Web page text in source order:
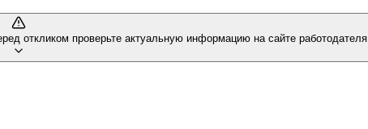
откликом проверьте актуальную информацию на сайте работодателя.